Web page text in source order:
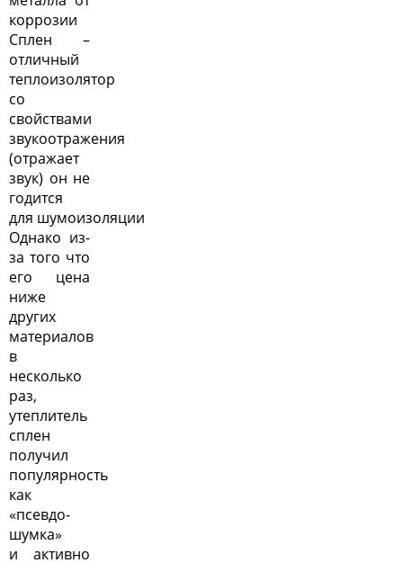
коррозии
Сплен –
отличный
теплоизолятор
со
свойствами
звукоотражения
(отражает
звук) он не
годится
для шумоизоляции
Однако из-
за того что
его цена
ниже
других
материалов
в
несколько
раз,
утеплитель
сплен
получил
популярность
как
«псевдо-
шумка»
и активно